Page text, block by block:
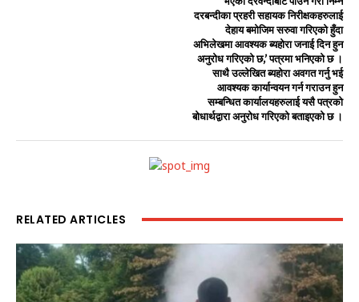
दरबन्दीका प्रहरी सहायक निरीक्षकहरुलाई
देहाय बमोजिम सरुवा गरिएको हुँदा
अभिलेखमा आवश्यक ब्यहोरा जनाई दिन हुन
अनुरोध गरिएको छ,’ पत्रमा भनिएको छ ।
साथै उल्लेखित ब्यहोरा अवगत गर्नु भई
आवश्यक कार्यान्वयन गर्न गराउन हुन
सम्बन्धित कार्यालयहरुलाई यसै पत्रको
बोधार्थद्वारा अनुरोध गरिएको बताइएको छ ।
RELATED ARTICLES